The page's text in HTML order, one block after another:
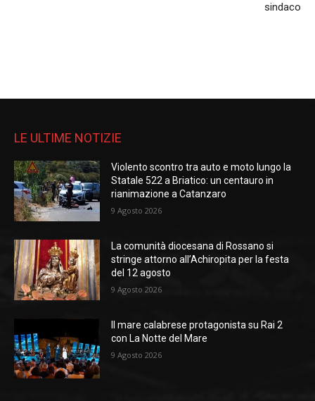
sindaco
LE ULTIME NOTIZIE
Violento scontro tra auto e moto lungo la
Statale 522 a Briatico: un centauro in
rianimazione a Catanzaro
9 Agosto 2026
La comunità diocesana di Rossano si
stringe attorno all’Achiropita per la festa
del 12 agosto
9 Agosto 2026
Il mare calabrese protagonista su Rai 2
con La Notte del Mare
9 Agosto 2026